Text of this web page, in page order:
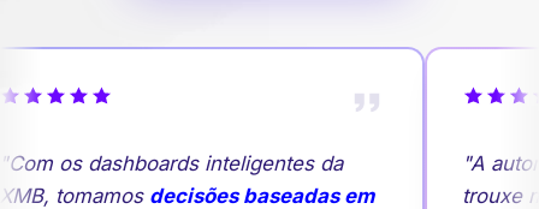
os dashboards inteligentes da
tomamosdecisões baseadas em
"A
trouxe